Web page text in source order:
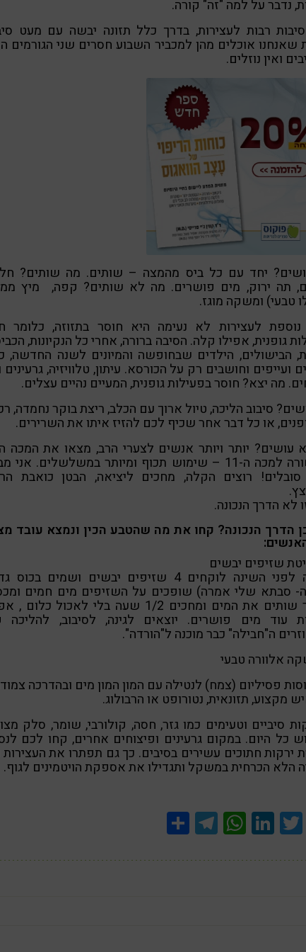
נדבר על למה "זה" קורה.
רבות לעצירות, בדרך כלל תזונה יבשה עם מעט
שאנחנו אוכלים מהן למכביר השבוע חסרים שני הגורמים
ואין נוזלים.
יחד עם כל ביס מהמצה – שותים. מה שותים?
תה ירוק, מים פושרים. מה לא שותים? קפה, מיץ
טבעי) ומשקה מוגז.
נוספת לעצירות לא נעימה היא חוסר בתזוזה, כלומר
גופנית, אפילו קלה. הסיבה ברורה, אחרי כל הנקיונות,
הבישולים, הילדים שבחופשה והמיונים לשנה החדשה,
ועייפים וחושבים רק על הכורסא. עיתון, טלוויזיה, גרעינים
מה יצא? חוסר בפעילות גופנית, המעיים נהיים עצלים.
סיבוב הליכה, טיול ארוך עם הכלב, ריצת בוקר נחמדה,
או כל דבר אחר שכיף לכם להזיז איתו את השרירים.
שקשורה למכה ה-11 – שימוש תכוף ומיותר במשלשלים. אני
רוצים הקלה, מחכים ליציאה, הבטן כואבת
לא הדרך הנכונה.
הדרך הנכונה? קחו את מה שהטבע הכין ונמצא עובד
בלילה לפני השינה לוקחים 4 שזיפים יבשים ושמים
סבתא שלי אמרה) שופכים על השזיפים מים חמים
בבוקר שותים את המים ומחכים 1/2 שעה בלי לאכול
עוד מים פושרים. יוצאים לגינה, לסיבוב, להליכה
ה"חבילה" כבר מוכנה ל"הורדה".
פסיליום (צמח) לנטילה עם המון המון מים ובהדרכה
מקצוע, תזונאית, נטורופט או הרבולוג.
סיביים וטעימים כמו גזר, חסה, קולורבי, שומר, סלק
כל היום. במקום גרעינים ופיצוחים אחרים, קחו לכם
ירקות חתוכים עשירים בסיבים. כך גם תפתרו את
הלא הכרחית במשקל ותגדילו את אספקת הויטמינים לגוף.
Facebook
Twitter
LinkedIn
WhatsApp
Telegram